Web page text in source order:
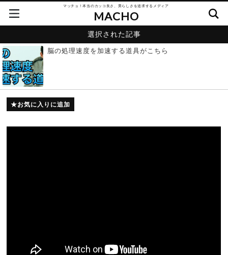
マッチョ！本当のカッコ良さ、男らしさを追求するメディア
MACHO
選択された記事
脳の処理速度を加速する道具がこちら
お気に入りに追加